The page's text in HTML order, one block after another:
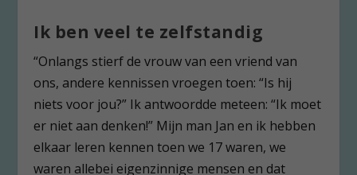
Ik ben veel te zelfstandig
“Onlangs stierf de vrouw van een vriend van
ons, andere kennissen vroegen toen: “Is hij
niets voor jou?” Ik antwoordde meteen: “Ik moet
er niet aan denken!” Mijn man Jan en ik hebben
elkaar leren kennen toen we 17 waren, we
waren allebei eigenzinnige mensen en dat